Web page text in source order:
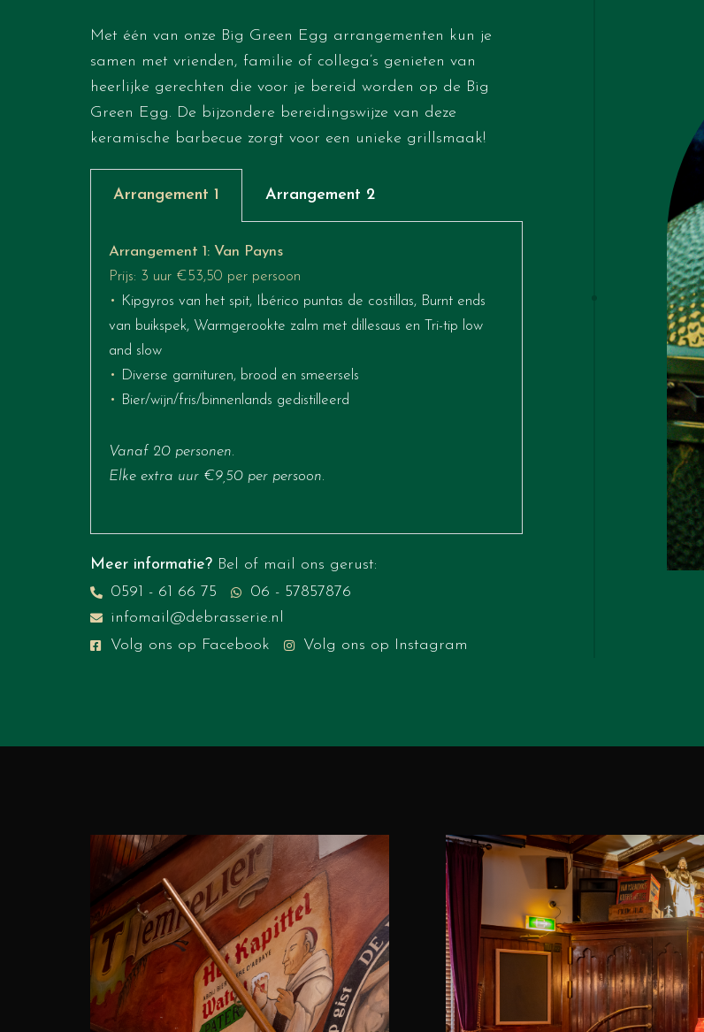
Met één van onze Big Green Egg arrangementen kun je
samen met vrienden, familie of collega’s genieten van
heerlijke gerechten die voor je bereid worden op de Big
Green Egg. De bijzondere bereidingswijze van deze
keramische barbecue zorgt voor een unieke grillsmaak!
Arrangement 1 Arrangement 2
Arrangement 1: Van Payns
Prijs: 3 uur €53,50 per persoon
•
Kipgyros van het spit, Ibérico puntas de costillas, Burnt ends
van buikspek, Warmgerookte zalm met dillesaus en Tri-tip low
and slow
•
Diverse garnituren, brood en smeersels
•
Bier/wijn/fris/binnenlands gedistilleerd
Vanaf 20 personen.
Elke extra uur €9,50 per persoon.
Meer informatie? Bel of mail ons gerust:
0591 - 61 66 75
06 - 57857876
infomail@debrasserie.nl
Volg ons op Facebook
Volg ons op Instagram